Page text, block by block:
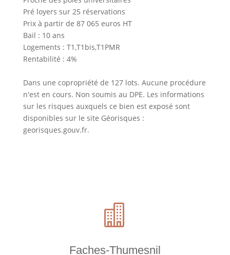
Pré loyers sur 25 réservations
Prix à partir de 87 065 euros HT
Bail : 10 ans
Logements : T1,T1bis,T1PMR
Rentabilité : 4%
Dans une copropriété de 127 lots. Aucune procédure
n'est en cours. Non soumis au DPE. Les informations
sur les risques auxquels ce bien est exposé sont
disponibles sur le site Géorisques :
georisques.gouv.fr.

Faches-Thumesnil